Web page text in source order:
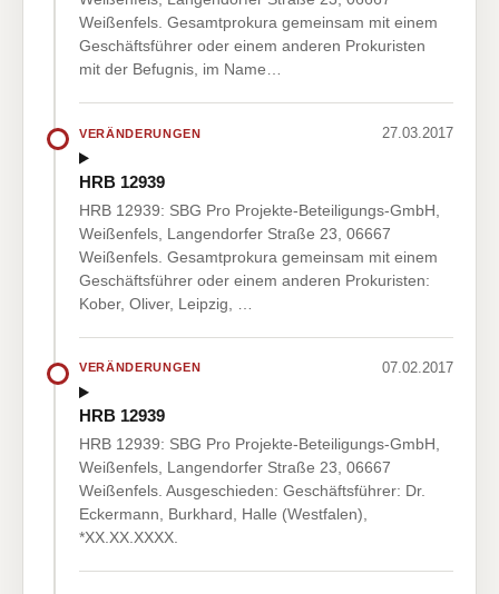
Weißenfels. Gesamtprokura gemeinsam mit einem
Geschäftsführer oder einem anderen Prokuristen
mit der Befugnis, im Name…
VERÄNDERUNGEN 27.03.2017
HRB 12939
HRB 12939: SBG Pro Projekte-Beteiligungs-GmbH,
Weißenfels, Langendorfer Straße 23, 06667
Weißenfels. Gesamtprokura gemeinsam mit einem
Geschäftsführer oder einem anderen Prokuristen:
Kober, Oliver, Leipzig, …
VERÄNDERUNGEN 07.02.2017
HRB 12939
HRB 12939: SBG Pro Projekte-Beteiligungs-GmbH,
Weißenfels, Langendorfer Straße 23, 06667
Weißenfels. Ausgeschieden: Geschäftsführer: Dr.
Eckermann, Burkhard, Halle (Westfalen),
*XX.XX.XXXX.